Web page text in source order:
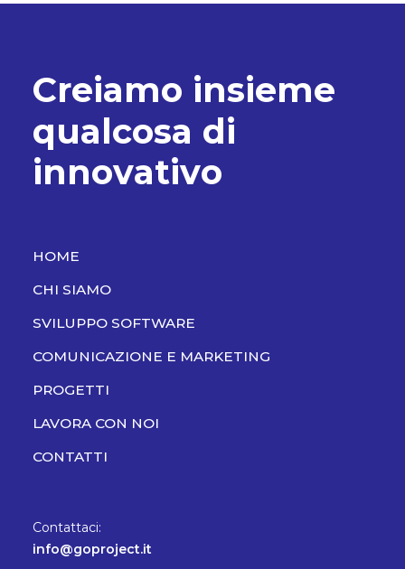
Creiamo insieme
qualcosa di
innovativo
HOME
CHI SIAMO
SVILUPPO SOFTWARE
COMUNICAZIONE E MARKETING
PROGETTI
LAVORA CON NOI
CONTATTI
Contattaci:
info@goproject.it